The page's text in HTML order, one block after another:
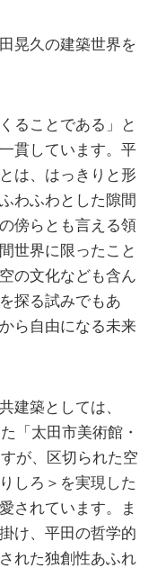
晃久の建築世界を
ることである」と
貫しています。平
は、はっきりと形
わふわとした隙間
傍らとも言える領
世界に限ったこと
の文化なども含ん
探る試みでもあ
ら自由になる未来
建築としては、
「太田市美術館・
が、区切られた空
しろ＞を実現した
されています。ま
け、平田の哲学的
れた独創性あふれ